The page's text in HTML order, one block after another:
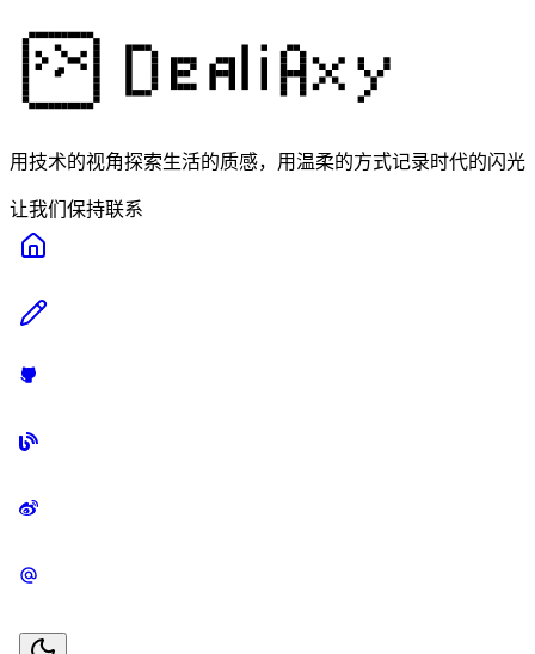
用技术的视角探索生活的质感，用温柔的方式记录时代的闪光
让我们保持联系